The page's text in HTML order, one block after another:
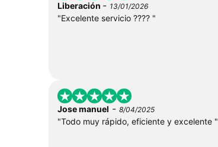
Liberación - 13/01/2026
"Excelente servicio ???? "
Jose manuel - 8/04/2025
"Todo muy rápido, eficiente y excelente "